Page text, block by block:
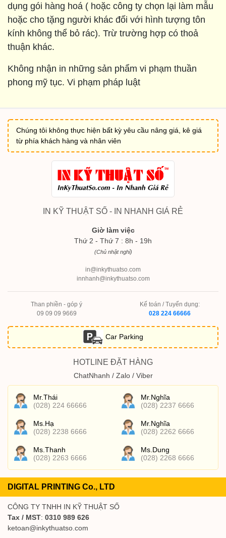
dụng gói hàng hoá ( hoặc công ty chọn lại làm mẫu
hoặc cho tặng người khác đối với hình tượng tôn
kính không thể bỏ rác). Trừ trường hợp có thoả
thuận khác.
Không nhận in những sản phẩm vi phạm thuần
phong mỹ tục. Vi phạm pháp luật
Chúng tôi không thực hiện bất kỳ yêu cầu nâng giá, kê giá
từ phía khách hàng và nhân viên
IN KỸ THUẬT SỐ - IN NHANH GIÁ RẺ
Giờ làm việc
Thứ 2 - Thứ 7 : 8h - 19h
(Chủ nhật nghỉ)
in@inkythuatso.com
innhanh@inkythuatso.com
Than phiền - góp ý
09 09 09 9669
Kế toán / Tuyển dụng:
028 224 66666
Car Parking
HOTLINE ĐẶT HÀNG
ChatNhanh / Zalo / Viber
Mr.Thái
(028) 224 66666
Mr.Nghĩa
(028) 2237 6666
Ms.Hạ
(028) 2238 6666
Mr.Nghĩa
(028) 2262 6666
Ms.Thanh
(028) 2263 6666
Ms.Dung
(028) 2268 6666
DIGITAL PRINTING Co., LTD
CÔNG TY TNHH IN KỸ THUẬT SỐ
Tax / MST: 0310 989 626
ketoan@inkythuatso.com